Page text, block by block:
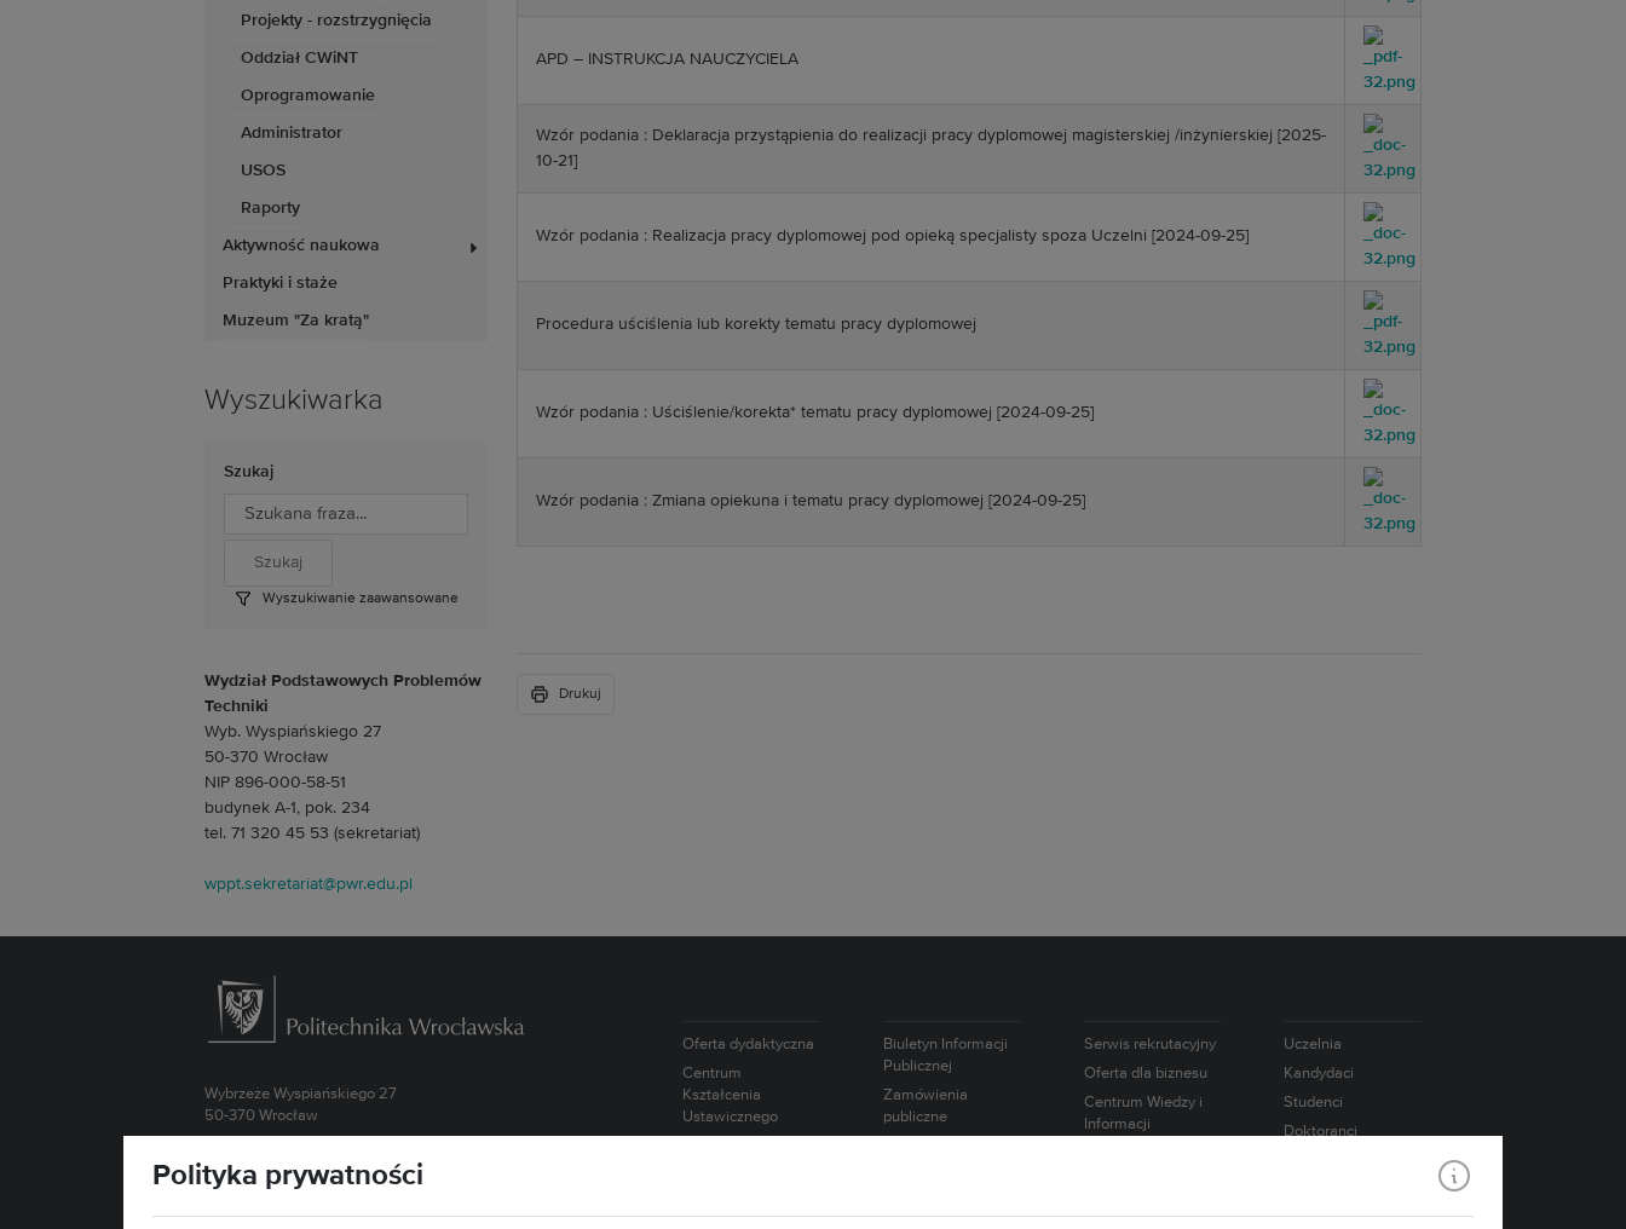
Projekty - rozstrzygnięcia
Oddział CWiNT
Oprogramowanie
Administrator
USOS
Raporty
Aktywność naukowa
Praktyki i staże
Muzeum "Za kratą"
Wyszukiwarka
Szukaj
Wyszukiwanie zaawansowane
Wydział Podstawowych Problemów
Techniki
Wyb. Wyspiańskiego 27
50-370 Wrocław
NIP 896-000-58-51
budynek A-1, pok. 234
tel. 71 320 45 53 (sekretariat)
wppt.sekretariat@pwr.edu.pl
APD – INSTRUKCJA NAUCZYCIELA
Wzór podania : Deklaracja przystąpienia do realizacji pracy dyplomowej magisterskiej /inżynierskiej [2025-
10-21]
Wzór podania : Realizacja pracy dyplomowej pod opieką specjalisty spoza Uczelni [2024-09-25]
Procedura uściślenia lub korekty tematu pracy dyplomowej
Wzór podania : Uściślenie/korekta* tematu pracy dyplomowej [2024-09-25]
Wzór podania : Zmiana opiekuna i tematu pracy dyplomowej [2024-09-25]
Drukuj
Wybrzeże Wyspiańskiego 27
50-370 Wrocław
Kontakt »
Mapa serwisu »
Oferta dydaktyczna
Centrum
Kształcenia
Ustawicznego
Humanistycznych i
Biuletyn Informacji
Publicznej
Zamówienia
publiczne
Serwis rekrutacyjny
Oferta dla biznesu
Centrum Wiedzy i
Informacji
międzynarodowa
Uczelnia
Kandydaci
Studenci
Doktoranci
Badania
Polityka prywatności